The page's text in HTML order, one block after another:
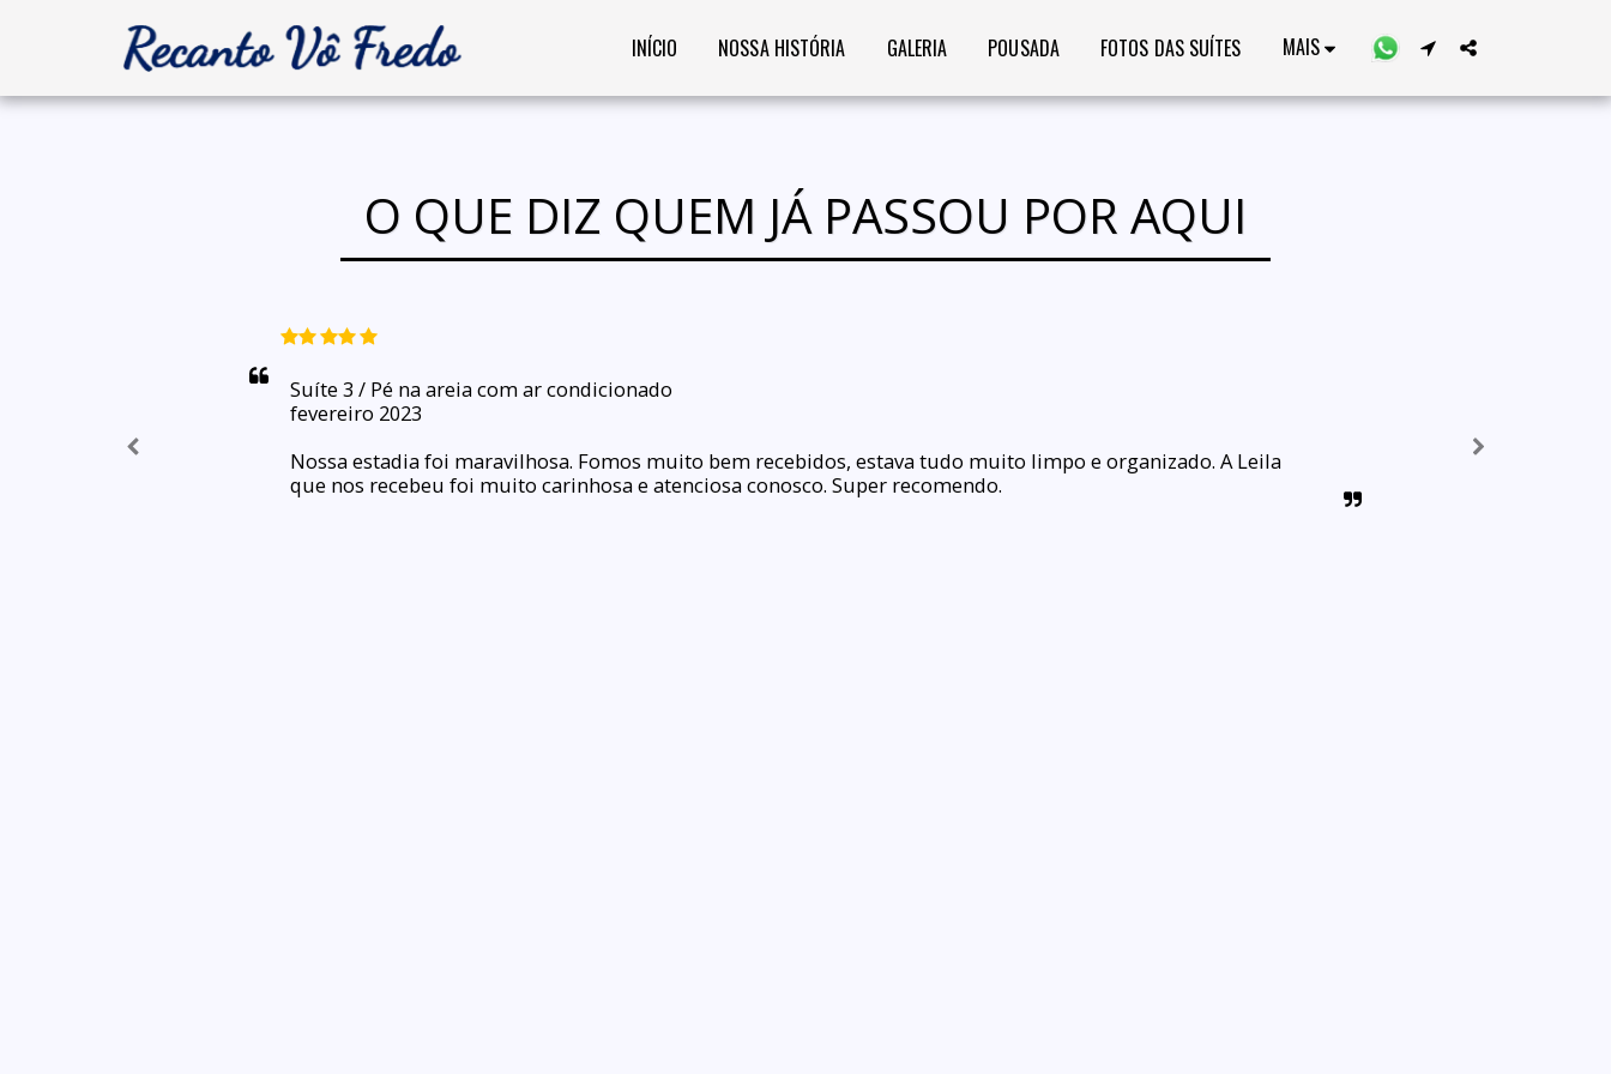
INÍCIO NOSSA HISTÓRIA GALERIA POUSADA FOTOS DAS SUÍTES MAIS
O QUE DIZ QUEM JÁ PASSOU POR AQUI
Suíte 3 / Pé na areia com ar condicionado
fevereiro 2023
Nossa estadia foi maravilhosa. Fomos muito bem recebidos, estava tudo muito limpo e organizado. A Leila
que nos recebeu foi muito carinhosa e atenciosa conosco. Super recomendo.